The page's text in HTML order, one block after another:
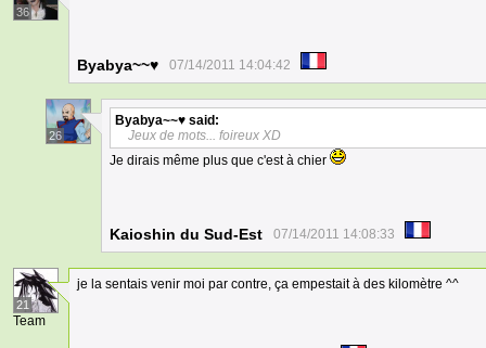
36
Byabya~~♥ 07/14/2011 14:04:42
26
Byabya~~♥ said:
Jeux de mots... foireux XD
Je dirais même plus que c'est à chier
Kaioshin du Sud-Est 07/14/2011 14:08:33
21
Team
je la sentais venir moi par contre, ça empestait à des kilomètre ^^